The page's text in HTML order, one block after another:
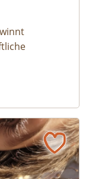
ein bunter